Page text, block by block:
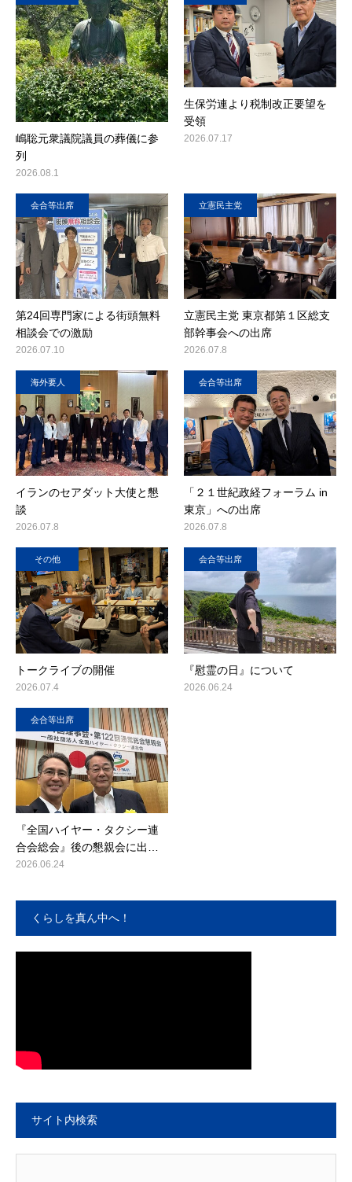
嶋聡元衆議院議員の葬儀に参
列
2026.08.1
生保労連より税制改正要望を
受領
2026.07.17
会合等出席
第24回専門家による街頭無料
相談会での激励
2026.07.10
立憲民主党
立憲民主党 東京都第１区総支
部幹事会への出席
2026.07.8
海外要人
イランのセアダット大使と懇
談
2026.07.8
会合等出席
「２１世紀政経フォーラム in
東京」への出席
2026.07.8
その他
トークライブの開催
2026.07.4
会合等出席
『慰霊の日』について
2026.06.24
会合等出席
『全国ハイヤー・タクシー連
合会総会』後の懇親会に出…
2026.06.24
くらしを真ん中へ！
サイト内検索